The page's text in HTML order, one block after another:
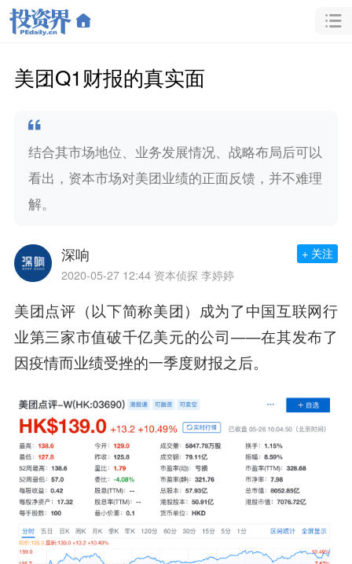
美团Q1财报的真实面
结合其市场地位、业务发展情况、战略布局后可以
看出，资本市场对美团业绩的正面反馈，并不难理
解。
深响
2020-05-27 12:44 资本侦探 李婷婷
+ 关注
美团点评（以下简称美团）成为了中国互联网行
业第三家市值破千亿美元的公司——在其发布了
因疫情而业绩受挫的一季度财报之后。